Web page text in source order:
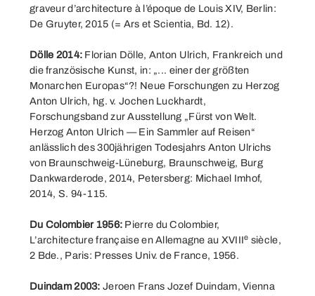
graveur d’architecture à l’époque de Louis XIV, Berlin:
De Gruyter, 2015 (= Ars et Scientia, Bd. 12).
Dölle 2014: Florian Dölle, Anton Ulrich, Frankreich und
die französische Kunst, in: „... einer der größten
Monarchen Europas“?! Neue Forschungen zu Herzog
Anton Ulrich, hg. v. Jochen Luckhardt,
Forschungsband zur Ausstellung „Fürst von Welt.
Herzog Anton Ulrich — Ein Sammler auf Reisen“
anlässlich des 300jährigen Todesjahrs Anton Ulrichs
von Braunschweig-Lüneburg, Braunschweig, Burg
Dankwarderode, 2014, Petersberg: Michael Imhof,
2014, S. 94-115.
Du Colombier 1956: Pierre du Colombier,
L’architecture française en Allemagne au XVIIIe siècle,
2 Bde., Paris: Presses Univ. de France, 1956.
Duindam 2003: Jeroen Frans Jozef Duindam, Vienna